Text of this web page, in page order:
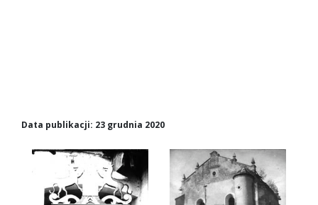
Data publikacji: 23 grudnia 2020